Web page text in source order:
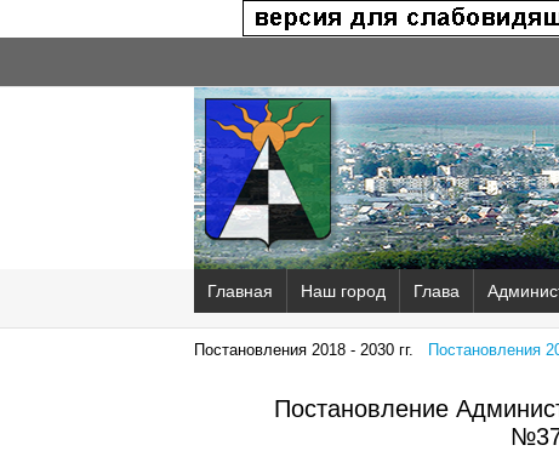
Главная Наш город Глава
Постановления 2018 - 2030 гг. Постановления
Постановление